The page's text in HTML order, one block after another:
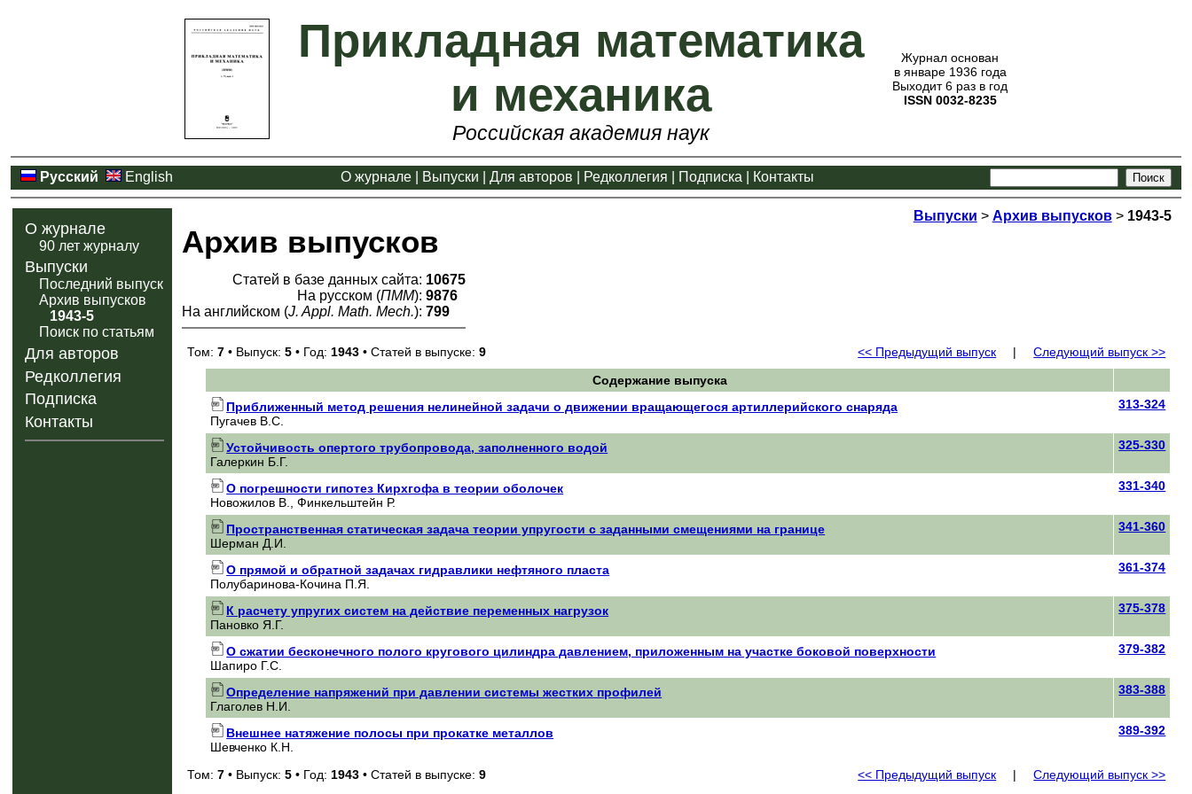
Прикладная математика
и механика
Российская академия наук
Журнал основан
в январе 1936 года
Выходит 6 раз в год
ISSN 0032-8235
Русский English О журнале Выпуски Для авторов Редколлегия Подписка Контакты
О журнале
90 лет журналу
Выпуски
Последний выпуск
Архив выпусков
1943-5
Поиск по статьям
Для авторов
Редколлегия
Подписка
Контакты
Выпуски > Архив выпусков> 1943-5
Архив выпусков
Статей в базе данных сайта: 10675
На русском (ПММ): 9876
На английском (J. Appl. Math. Mech.): 799
Том:7 • Выпуск:5 • Год: 1943 • Статей в выпуске:9 << Предыдущий выпуск | Следующий выпуск >>
Содержание выпуска
Приближенный метод решения нелинейной задачи о движении вращающегося артиллерийского снаряда
Пугачев В.С.
313-324
Устойчивость опертого трубопровода, заполненного водой
Галеркин Б.Г.
325-330
О погрешности гипотез Кирхгофа в теории оболочек
Новожилов В., Финкельштейн Р.
331-340
Пространственная статическая задача теории упругости с заданными смещениями на границе
Шерман Д.И.
341-360
О прямой и обратной задачах гидравлики нефтяного пласта
Полубаринова-Кочина П.Я.
361-374
К расчету упругих систем на действие переменных нагрузок
Пановко Я.Г.
375-378
О сжатии бесконечного полого кругового цилиндра давлением, приложенным на участке боковой поверхности
Шапиро Г.С.
379-382
Определение напряжений при давлении системы жестких профилей
Глаголев Н.И.
383-388
Внешнее натяжение полосы при прокатке металлов
Шевченко К.Н.
389-392
Том:7 • Выпуск:5 • Год: 1943 • Статей в выпуске:9 << Предыдущий выпуск | Следующий выпуск >>